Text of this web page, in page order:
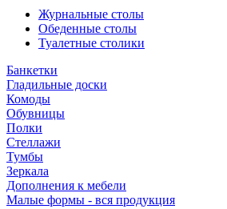
Журнальные столы
Обеденные столы
Туалетные столики
Банкетки
Гладильные доски
Комоды
Обувницы
Полки
Стеллажи
Тумбы
Зеркала
Дополнения к мебели
Малые формы - вся продукция